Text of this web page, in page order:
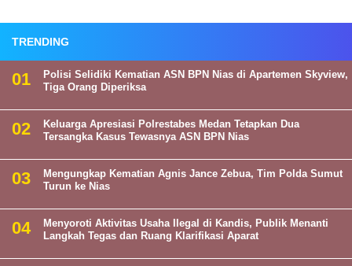
TRENDING
Polisi Selidiki Kematian ASN BPN Nias di Apartemen Skyview,
Tiga Orang Diperiksa
Keluarga Apresiasi Polrestabes Medan Tetapkan Dua
Tersangka Kasus Tewasnya ASN BPN Nias
Mengungkap Kematian Agnis Jance Zebua, Tim Polda Sumut
Turun ke Nias
Menyoroti Aktivitas Usaha Ilegal di Kandis, Publik Menanti
Langkah Tegas dan Ruang Klarifikasi Aparat